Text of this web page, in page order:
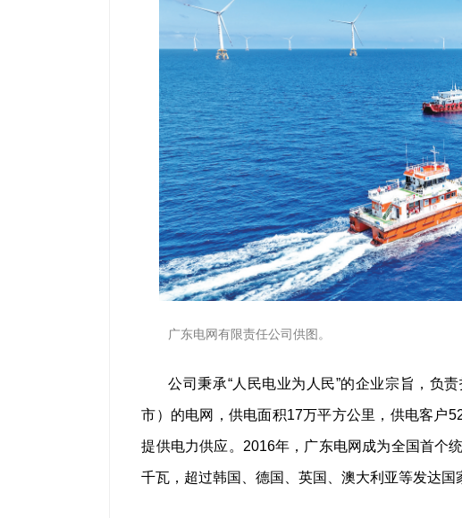
广东电网有限责任公司供图。
公司秉承“人民电业为人民”的企业宗旨，负
市）的电网，供电面积17万平方公里，供电客户
提供电力供应。2016年，广东电网成为全国首个
千瓦，超过韩国、德国、英国、澳大利亚等发达国